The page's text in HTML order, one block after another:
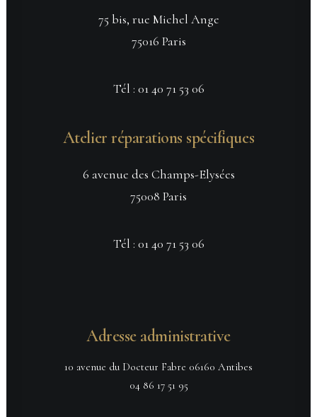
75 bis, rue Michel Ange
75016 Paris
Tél : 01 40 71 53 06
Atelier réparations spécifiques
6 avenue des Champs-Elysées
75008 Paris
Tél : 01 40 71 53 06
Adresse administrative
10 avenue du Docteur Fabre 06160 Antibes
04 86 17 51 95